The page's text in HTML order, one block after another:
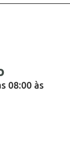
08:00 às